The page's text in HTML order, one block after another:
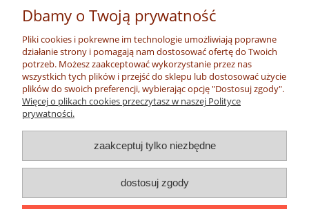
Dbamy o Twoją prywatność
Pliki cookies i pokrewne im technologie umożliwiają poprawne
działanie strony i pomagają nam dostosować ofertę do Twoich
potrzeb. Możesz zaakceptować wykorzystanie przez nas
wszystkich tych plików i przejść do sklepu lub dostosować użycie
plików do swoich preferencji, wybierając opcję "Dostosuj zgody".
Więcej o plikach cookies przeczytasz w naszej Polityce
prywatności.
zaakceptuj tylko niezbędne
dostosuj zgody